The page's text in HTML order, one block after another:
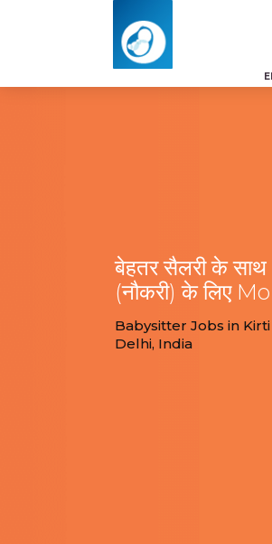
बेहतर सैलरी के साथ
(नौकरी) के लिए
Babysitter Jobs in
Delhi, India